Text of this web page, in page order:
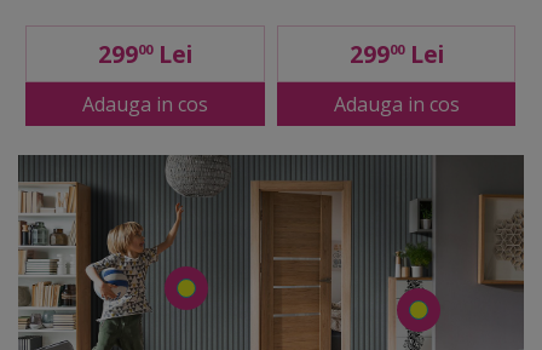
29900Lei
Adauga in cos
29900Lei
Adauga in cos